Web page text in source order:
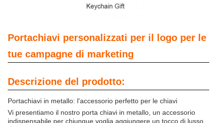
Portachiavi personalizzati per il logo per le
tue campagne di marketing
Descrizione del prodotto:
Portachiavi in metallo: l'accessorio perfetto per le chiavi
Vi presentiamo il nostro porta chiavi in metallo, un accessorio
indispensabile per chiunque voglia aggiungere un tocco di lusso